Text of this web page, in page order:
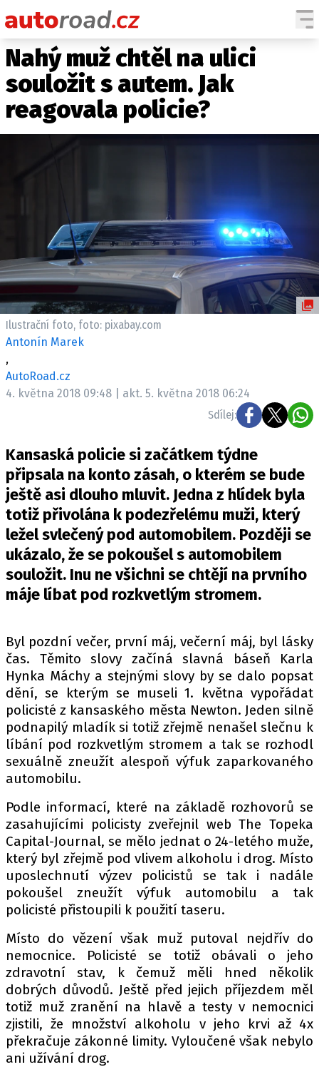
AUTA
TESTY AUT
NOVINKY
TECHNIKA
EKONOMIKA
ČESKÝ TRH
TUNING
PROFI
ELEKTRO
OSTATNÍ
TISKOVKY
ROZHOVORY
DAKAR
Z DOMOVA
ZE SVĚTA
MOTORSPORT
PIT LANE
ČEŠI V AKCI
FIA CEZ & POHÁRY
MEZINÁRODNÍ SCÉNA
SLEDUJTE NÁS NA|
Pošlete e-mail na autoroad.cz
ETICKÝ KODEX
KONTAKT
VYDAVATEL
OSOBNÍ ÚDAJE / COOKIES
Provozovatelem serveru autoroad.cz je
INCORP MEDIA GROUP s.r.o., IČ: 118 23 054
Nahý muž chtěl na ulici
souložit s autem. Jak
reagovala policie?
Ilustrační foto, foto: pixabay.com
Antonín Marek
,
AutoRoad.cz
4. května 2018 09:48 | akt. 5. května 2018 06:24
Sdílej:
Kansaská policie si začátkem týdne
připsala na konto zásah, o kterém se bude
ještě asi dlouho mluvit. Jedna z hlídek byla
totiž přivolána k podezřelému muži, který
ležel svlečený pod automobilem. Později se
ukázalo, že se pokoušel s automobilem
souložit. Inu ne všichni se chtějí na prvního
máje líbat pod rozkvetlým stromem.
Byl pozdní večer, první máj, večerní máj, byl lásky
čas. Těmito slovy začíná slavná báseň Karla
Hynka Máchy a stejnými slovy by se dalo popsat
dění, se kterým se museli 1. května vypořádat
policisté z kansaského města Newton. Jeden silně
podnapilý mladík si totiž zřejmě nenašel slečnu k
líbání pod rozkvetlým stromem a tak se rozhodl
sexuálně zneužít alespoň výfuk zaparkovaného
automobilu.
Podle informací, které na základě rozhovorů se
zasahujícími policisty zveřejnil web The Topeka
Capital-Journal, se mělo jednat o 24-letého muže,
který byl zřejmě pod vlivem alkoholu i drog. Místo
uposlechnutí výzev policistů se tak i nadále
pokoušel zneužít výfuk automobilu a tak
policisté přistoupili k použití taseru.
Místo do vězení však muž putoval nejdřív do
nemocnice. Policisté se totiž obávali o jeho
zdravotní stav, k čemuž měli hned několik
dobrých důvodů. Ještě před jejich příjezdem měl
totiž muž zranění na hlavě a testy v nemocnici
zjistili, že množství alkoholu v jeho krvi až 4x
překračuje zákonné limity. Vyloučené však nebylo
ani užívání drog.